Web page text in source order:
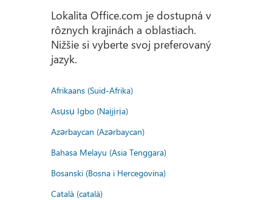
Lokalita Office.com je dostupná v
rôznych krajinách a oblastiach.
Nižšie si vyberte svoj preferovaný
jazyk.
Afrikaans (Suid-Afrika)
Asụsụ Igbo (Naịjịrịa)
Azərbaycan (Azərbaycan)
Bahasa Melayu (Asia Tenggara)
Bosanski (Bosna i Hercegovina)
Català (català)